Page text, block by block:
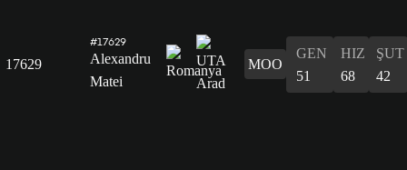
17629
#17629
Alexandru
Matei
MOO
GEN
51
HIZ
68
ŞUT
42